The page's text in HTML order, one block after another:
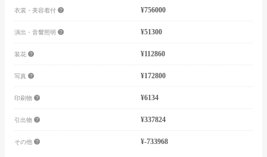
衣裳・美容着付 ¥756000
演出・音響照明 ¥51300
装花 ¥112860
写真 ¥172800
印刷物 ¥6134
引出物 ¥337824
その他 ¥-733968